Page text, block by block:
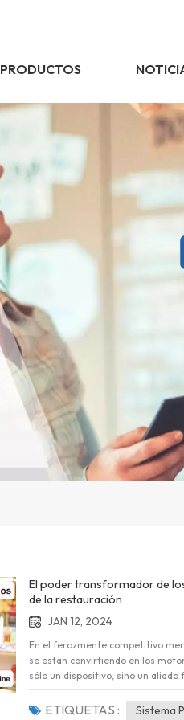
PRODUCTOS
El poder transformador de
de la restauración
JAN 12, 2024
En el ferozmente competitivo
se están convirtiendo en los
sólo un dispositivo, sino un
operativa y brinden un servicio
fabricación de terminales POS
ETIQUETAS :
Sistema